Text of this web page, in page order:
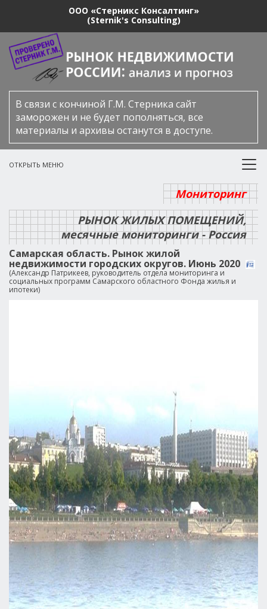
ООО «Стерникс Консалтинг»
(Sternik's Consulting)
В связи с кончиной Г.М. Стерника сайт
заморожен и не будет пополняться, все
материалы и архивы останутся в доступе.
ОТКРЫТЬ МЕНЮ
Мониторинг
РЫНОК ЖИЛЫХ ПОМЕЩЕНИЙ,
месячные мониторинги - Россия
Самарская область. Рынок жилой
недвижимости городских округов. Июнь 2020
(Александр Патрикеев, руководитель отдела мониторинга и
социальных программ Самарского областного Фонда жилья и
ипотеки)